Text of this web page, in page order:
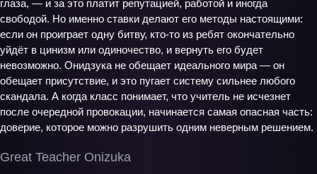
Great Teacher Onizuka
глаза, — и за это платит репутацией, работой и иногда
свободой. Но именно ставки делают его методы настоящими:
если он проиграет одну битву, кто‑то из ребят окончательно
уйдёт в цинизм или одиночество, и вернуть его будет
невозможно. Онидзука не обещает идеального мира — он
обещает присутствие, и это пугает систему сильнее любого
скандала. А когда класс понимает, что учитель не исчезнет
после очередной провокации, начинается самая опасная часть:
доверие, которое можно разрушить одним неверным решением.